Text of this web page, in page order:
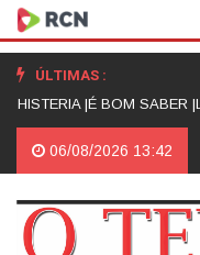
ÚLTIMAS :
|É BOM SABER |
06/08/2026 13:42